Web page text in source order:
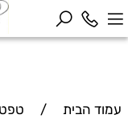
עמוד הבית /